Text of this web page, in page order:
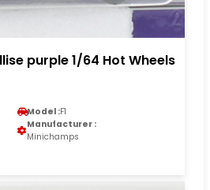
purple 1/64 Hot Wheels
Model :F1
Manufacturer :
Minichamps